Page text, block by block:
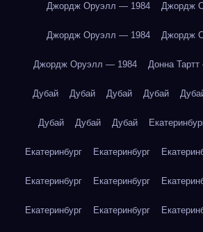
Джордж Оруэлл — 1984 Джордж
Джордж Оруэлл — 1984 Джордж
Джордж Оруэлл — 1984 Донна
Дубай Дубай Дубай Дубай
Дубай Дубай Дубай
Екатеринбург Екатеринбург
Екатеринбург Екатеринбург
Екатеринбург Екатеринбург